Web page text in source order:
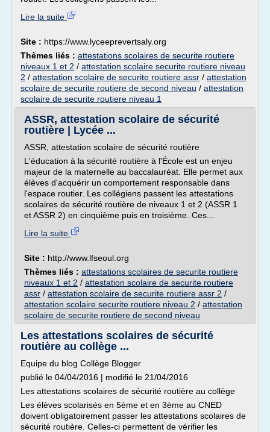
Lire la suite
Site : https://www.lyceeprevertsaly.org
Thèmes liés : attestations scolaires de securite routiere
niveaux 1 et 2 / attestation scolaire securite routiere niveau
2 / attestation scolaire de securite routiere assr / attestation
scolaire de securite routiere de second niveau / attestation
scolaire de securite routiere niveau 1
ASSR, attestation scolaire de sécurité
routière | Lycée ...
ASSR, attestation scolaire de sécurité routière
L'éducation à la sécurité routière à l'École est un enjeu
majeur de la maternelle au baccalauréat. Elle permet aux
élèves d'acquérir un comportement responsable dans
l'espace routier. Les collégiens passent les attestations
scolaires de sécurité routière de niveaux 1 et 2 (ASSR 1
et ASSR 2) en cinquième puis en troisième. Ces...
Lire la suite
Site : http://www.lfseoul.org
Thèmes liés : attestations scolaires de securite routiere
niveaux 1 et 2 / attestation scolaire de securite routiere
assr / attestation scolaire de securite routiere assr 2 /
attestation scolaire securite routiere niveau 2 / attestation
scolaire de securite routiere de second niveau
Les attestations scolaires de sécurité
routière au collège ...
Equipe du blog Collège Blogger
publié le 04/04/2016 | modifié le 21/04/2016
Les attestations scolaires de sécurité routière au collège
Les élèves scolarisés en 5ème et en 3ème au CNED
doivent obligatoirement passer les attestations scolaires de
sécurité routière. Celles-ci permettent de vérifier les